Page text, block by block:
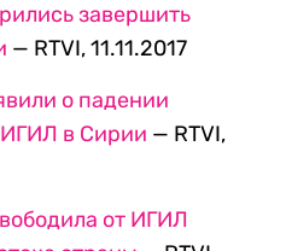
завершить
— RTVI, 11.11.2017
о падении
ИГИЛ в Сирии — RTVI,
от ИГИЛ